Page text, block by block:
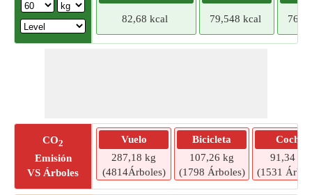
82,68 kcal 79,548 kcal
CO2
Emisión
VS Árboles
Vuelo
287,18 kg
(4814Árboles)
Bicicleta
107,26 kg
(1798 Árboles)
Coche
91,34 kg
(1531